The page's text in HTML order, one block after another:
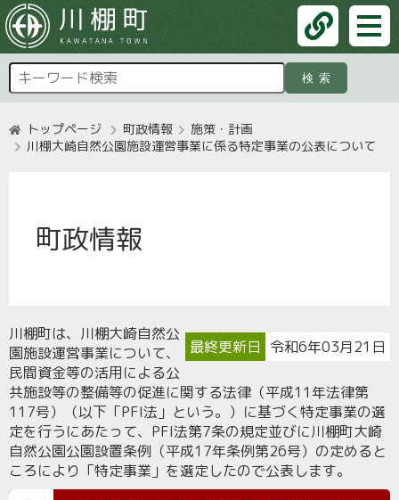
検索
トップページ 町政情報
施策・計画
川棚大崎自然公園施設運営事業に係る特定事業の公表について
町政情報
最終更新日 令和6年03月21日
川棚町は、川棚大崎自然公
園施設運営事業について、
民間資金等の活用による公
共施設等の整備等の促進に関する法律（平成11年法律第
117号）（以下「PFI法」という。）に基づく特定事業の選
定を行うにあたって、PFI法第7条の規定並びに川棚町大崎
自然公園公園設置条例（平成17年条例第26号）の定めると
ころにより「特定事業」を選定したので公表します。